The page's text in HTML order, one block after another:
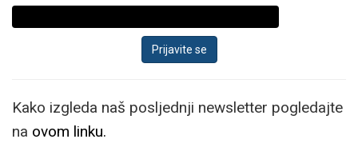
Kako izgleda naš posljednji newsletter pogledajte
na ovom linku.